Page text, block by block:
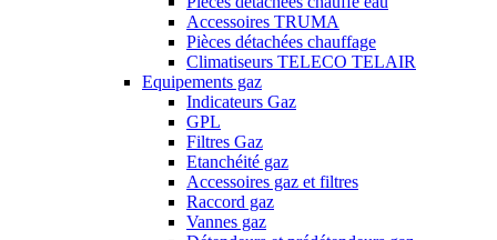
Accessoires TRUMA
Pièces détachées chauffage
Climatiseurs TELECO TELAIR
Equipements gaz
Indicateurs Gaz
GPL
Filtres Gaz
Etanchéité gaz
Accessoires gaz et filtres
Raccord gaz
Vannes gaz